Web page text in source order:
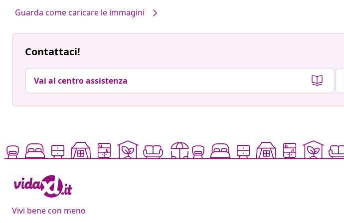
Guarda come caricare le immagini
Contattaci!
Vai al centro assistenza
Vivi bene con meno